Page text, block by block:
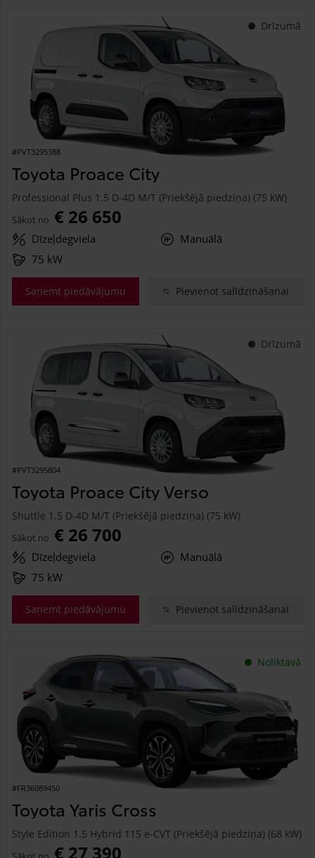
Drīzumā
#PVT3295388
Toyota Proace City
Professional Plus 1.5 D-4D M/T (Priekšējā piedziņa) (75 kW)
Sākot no € 26 650
Dīzeļdegviela
Manuālā
75 kW
Saņemt piedāvājumu Pievienot salīdzināšanai
Drīzumā
#PVT3295804
Toyota Proace City Verso
Shuttle 1.5 D-4D M/T (Priekšējā piedziņa) (75 kW)
Sākot no € 26 700
Dīzeļdegviela
Manuālā
75 kW
Saņemt piedāvājumu Pievienot salīdzināšanai
Noliktavā
#FR36089450
Toyota Yaris Cross
Style Edition 1.5 Hybrid 115 e-CVT (Priekšējā piedziņa) (68 kW)
€ 27 390